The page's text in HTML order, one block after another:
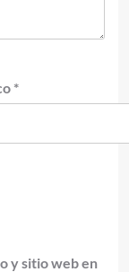
*
y sitio web en